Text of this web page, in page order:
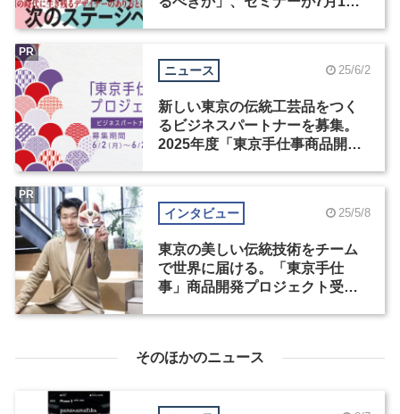
ニュース 25/6/2
新しい東京の伝統工芸品をつく
るビジネスパートナーを募集。
2025年度「東京手仕事商品開発
PR
インタビュー 25/5/8
東京の美しい伝統技術をチーム
で世界に届ける。「東京手仕
事」商品開発プロジェクト受賞
PR
そのほかのニュース